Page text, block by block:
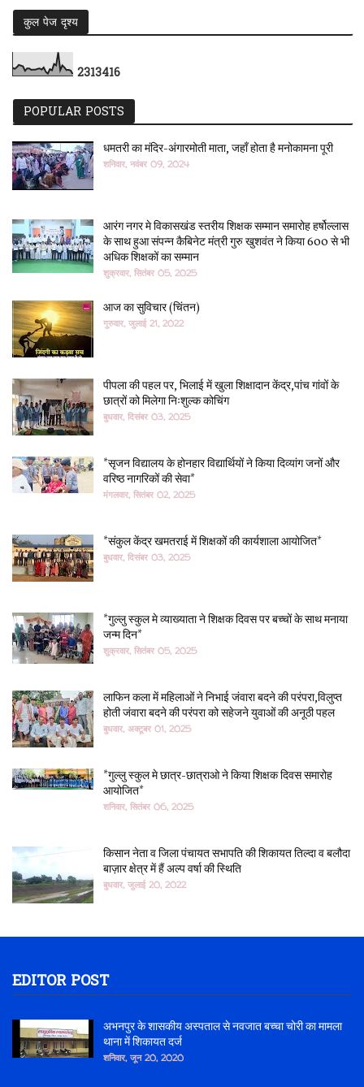
कुल पेज दृश्य
2313416
POPULAR POSTS
धमतरी का मंदिर-अंगारमोती माता, जहाँ होता है मनोकामना पूरी
शनिवार, नवंबर 09, 2024
आरंग नगर मे विकासखंड स्तरीय शिक्षक सम्मान समारोह हर्षोल्लास
के साथ हुआ संपन्न कैबिनेट मंत्री गुरु खुशवंत ने किया 600 से भी
अधिक शिक्षकों का सम्मान
शुक्रवार, सितंबर 05, 2025
आज का सुविचार (चिंतन)
गुरुवार, जुलाई 21, 2022
पीपला की पहल पर, भिलाई में खुला शिक्षादान केंद्र,पांच गांवों के
छात्रों को मिलेगा निःशुल्क कोचिंग
बुधवार, दिसंबर 03, 2025
*सृजन विद्यालय के होनहार विद्यार्थियों ने किया दिव्यांग जनों और
वरिष्ठ नागरिकों की सेवा*
मंगलवार, सितंबर 02, 2025
*संकुल केंद्र खमतराई में शिक्षकों की कार्यशाला आयोजित*
बुधवार, दिसंबर 03, 2025
*गुल्लु स्कुल मे व्याख्याता ने शिक्षक दिवस पर बच्चों के साथ मनाया
जन्म दिन*
शुक्रवार, सितंबर 05, 2025
लाफिन कला में महिलाओं ने निभाई जंवारा बदने की परंपरा,विलुप्त
होती जंवारा बदने की परंपरा को सहेजने युवाओं की अनूठी पहल
बुधवार, अक्टूबर 01, 2025
*गुल्लु स्कुल मे छात्र-छात्राओ ने किया शिक्षक दिवस समारोह
आयोजित*
शनिवार, सितंबर 06, 2025
किसान नेता व जिला पंचायत सभापति की शिकायत तिल्दा व बलौदा
बाज़ार क्षेत्र में हैं अल्प वर्षा की स्थिति
बुधवार, जुलाई 20, 2022
EDITOR POST
अभनपुर के शासकीय अस्पताल से नवजात बच्चा चोरी का मामला
थाना में शिकायत दर्ज
शनिवार, जून 20, 2020